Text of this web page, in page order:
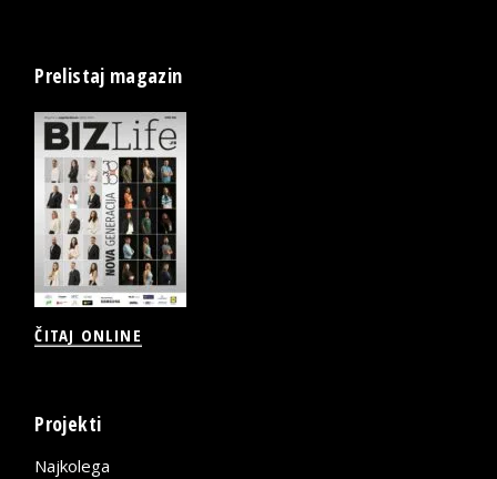
Prelistaj magazin
ČITAJ ONLINE
Projekti
Najkolega